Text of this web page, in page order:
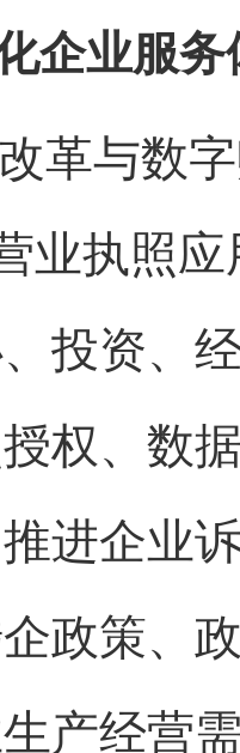
企业服
革与数
业执照
投资、
权、数
进企业
政策、
产经营